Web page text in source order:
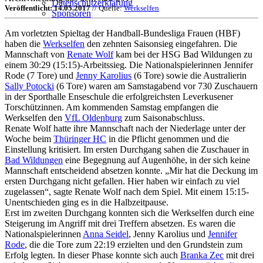
Datenschutzerklärung
Sponsoren
Veröffentlicht: 14.05.2017// Quelle:Werkselfen
Am vorletzten Spieltag der Handball-Bundesliga Frauen (HBF)
haben die Werkselfen den zehnten Saisonsieg eingefahren. Die
Mannschaft von Renate Wolfkam bei der HSG Bad Wildungen zu
einem 30:29 (15:15)-Arbeitssieg. Die Nationalspielerinnen Jennifer
Rode (7 Tore) und Jenny Karolius (6 Tore) sowie die Australierin
Sally Potocki (6 Tore) waren am Samstagabend vor 730 Zuschauern
in der Sporthalle Enseschule die erfolgreichsten Leverkusener
Torschützinnen. Am kommenden Samstag empfangen die
Werkselfen den VfL Oldenburg zum Saisonabschluss.
Renate Wolf hatte ihre Mannschaft nach der Niederlage unter der
Woche beim Thüringer HC in die Pflicht genommen und die
Einstellung kritisiert. Im ersten Durchgang sahen die Zuschauer in
Bad Wildungen eine Begegnung auf Augenhöhe, in der sich keine
Mannschaft entscheidend absetzen konnte. „Mir hat die Deckung im
ersten Durchgang nicht gefallen. Hier haben wir einfach zu viel
zugelassen“, sagte Renate Wolf nach dem Spiel. Mit einem 15:15-
Unentschieden ging es in die Halbzeitpause.
Erst im zweiten Durchgang konnten sich die Werkselfen durch eine
Steigerung im Angriff mit drei Treffern absetzen. Es waren die
Nationalspielerinnen Anna Seidel, Jenny Karolius und Jennifer
Rode, die die Tore zum 22:19 erzielten und den Grundstein zum
Erfolg legten. In dieser Phase konnte sich auch Branka Zec mit drei